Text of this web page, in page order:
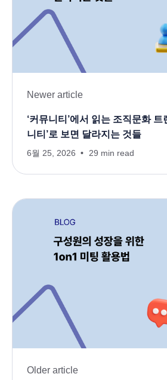
Newer article
‘커뮤니티’에서 읽는 조직문화 트
니티’로 보면 달라지는 것들
6월 25, 2026 29 min read
Older article